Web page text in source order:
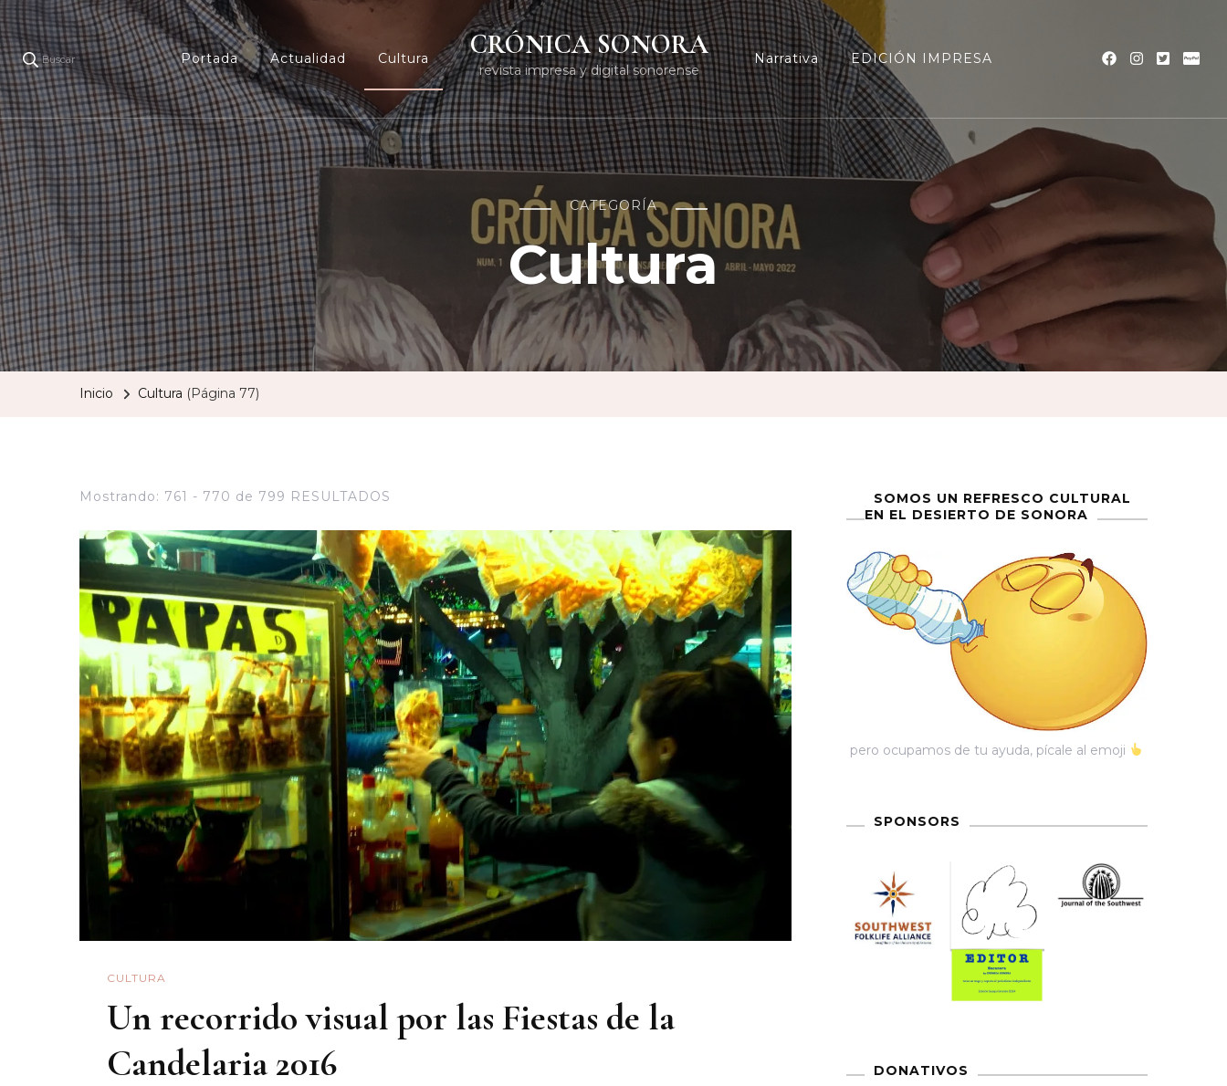
Buscar Portada Actualidad Cultura CRÓNICA SONORA
revista impresa y digital sonorense
Narrativa EDICIÓN IMPRESA
CATEGORÍA
Cultura
Inicio Cultura (Página 77)
Mostrando: 761 - 770 de 799 RESULTADOS
CULTURA
Un recorrido visual por las Fiestas de la
Candelaria 2016
SOMOS UN REFRESCO CULTURAL
EN EL DESIERTO DE SONORA
pero ocupamos de tu ayuda, pícale al emoji
SPONSORS
DONATIVOS